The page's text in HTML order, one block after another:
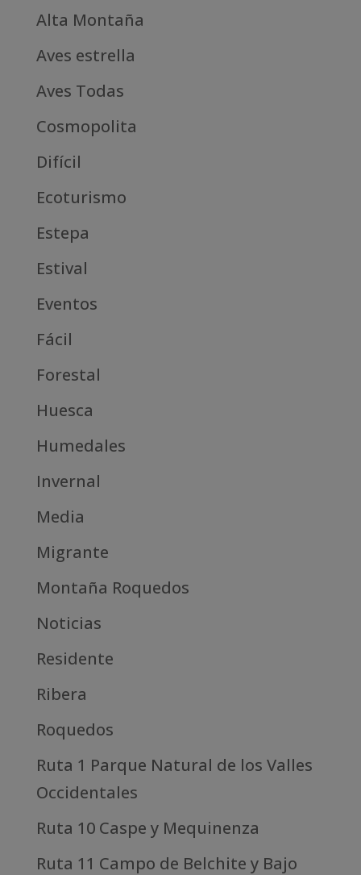
Alta Montaña
Aves estrella
Aves Todas
Cosmopolita
Difícil
Ecoturismo
Estepa
Estival
Eventos
Fácil
Forestal
Huesca
Humedales
Invernal
Media
Migrante
Montaña Roquedos
Noticias
Residente
Ribera
Roquedos
Ruta 1 Parque Natural de los Valles
Occidentales
Ruta 10 Caspe y Mequinenza
Ruta 11 Campo de Belchite y Bajo